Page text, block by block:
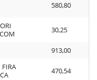
580,80
30,25
913,00
FIRA
470,54